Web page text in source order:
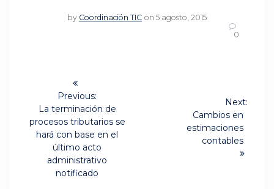
by Coordinación TIC on 5 agosto, 2015
0
Navegación
entradas
Previous:
Previous
post:
La terminación de
procesos tributarios se
hará con base en el
último acto
administrativo
notificado
Next:
Cambios en
estimaciones
contables